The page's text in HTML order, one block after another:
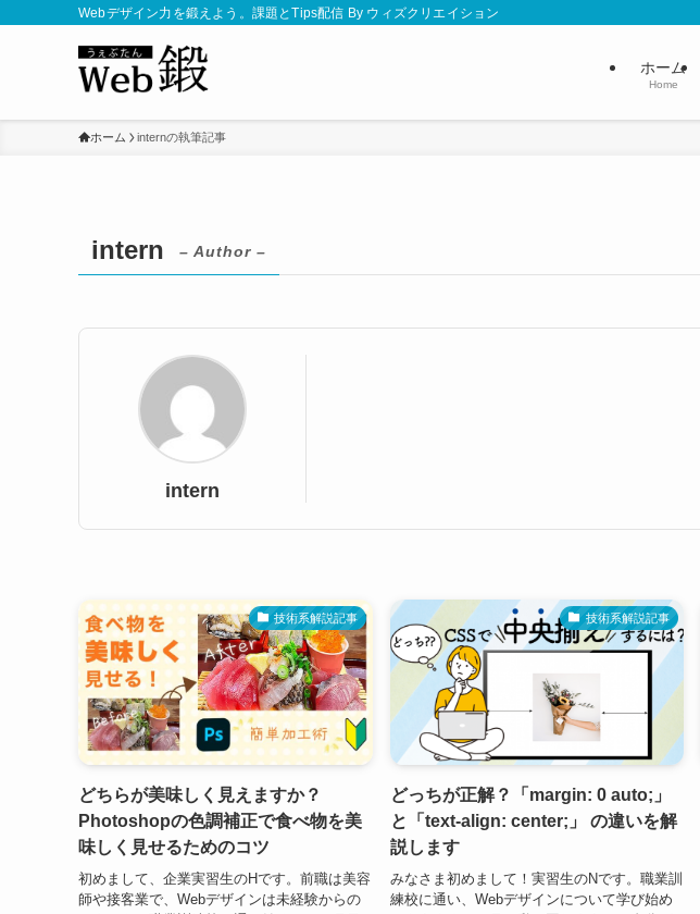
Webデザイン力を鍛えよう。課題とTips配信 By ウィズクリエイション
ホーム
Home
ホーム internの執筆記事
intern – Author –
intern
技術系解説記事
どちらが美味しく見えますか？
Photoshopの色調補正で食べ物を美
味しく見せるためのコツ
初めまして、企業実習生のHです。前職は美容
師や接客業で、Webデザインは未経験からの
技術系解説記事
どっちが正解？「margin: 0 auto;」
と「text-align: center;」 の違いを解
説します
みなさま初めまして！実習生のNです。職業訓
練校に通い、Webデザインについて学び始め